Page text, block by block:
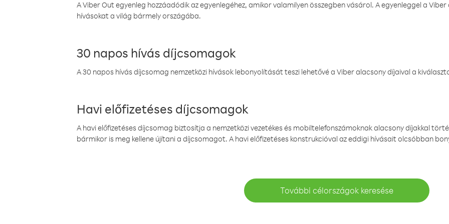
A Viber Out egyenleg hozzáadódik az egyenlegéhez, amikor valamilyen összegben vásárol. A egyenleggel a
hívásokat a világ bármely országába.
30 napos hívás díjcsomagok
A 30 napos hívás díjcsomag nemzetközi hívások lebonyolítását teszi lehetővé a Viber alacsony díjaival a
Havi előfizetéses díjcsomagok
A havi előfizetéses díjcsomag biztosítja a nemzetközi vezetékes és mobiltelefonszámoknak alacsony díjakkal
bármikor is meg kellene újítani a díjcsomagot. A havi előfizetéses konstrukcióval az eddigi hívásait olcsóbban
További célországok keresése